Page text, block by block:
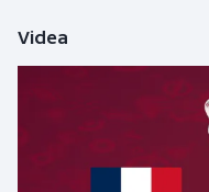
Gymnastika
Videa